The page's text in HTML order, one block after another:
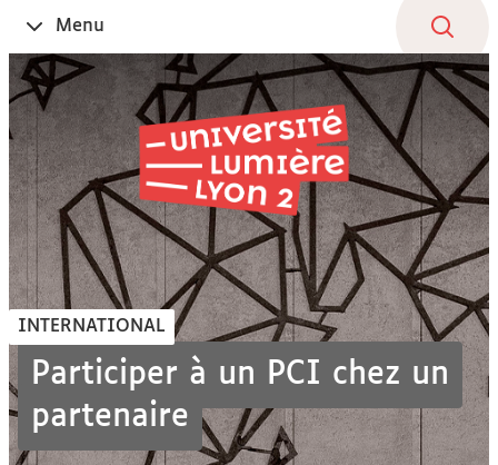
contenu
Ouvrir
le
Menu
INTERNATIONAL
Participer à un PCI chez un
partenaire